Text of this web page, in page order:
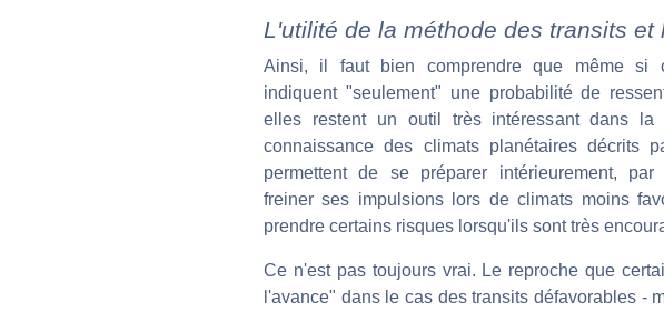
L'utilité de la méthode des transits et
Ainsi, il faut bien comprendre que même si
indiquent "seulement" une probabilité de
elles restent un outil très intéressant dans la
connaissance des climats planétaires décrits
permettent de se préparer intérieurement, par
freiner ses impulsions lors de climats moins
prendre certains risques lorsqu'ils sont très
Ce n'est pas toujours vrai. Le reproche que
l'avance" dans le cas des transits défavorables -